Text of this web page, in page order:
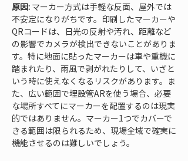
原因: マーカー方式は手軽な反面、屋外では
不安定になりがちです。印刷したマーカーや
QRコードは、日光の反射や汚れ、距離など
の影響でカメラが検出できないことがありま
す。特に地面に貼ったマーカーは車や重機に
踏まれたり、雨風で剥がれたりして、いざと
いう時に使えなくなるリスクがあります。ま
た、広い範囲で埋設管ARを使う場合、必要
な場所すべてにマーカーを配置するのは現実
的ではありません。マーカー1つでカバーで
きる範囲は限られるため、現場全域で確実に
機能させるのは難しいでしょう。